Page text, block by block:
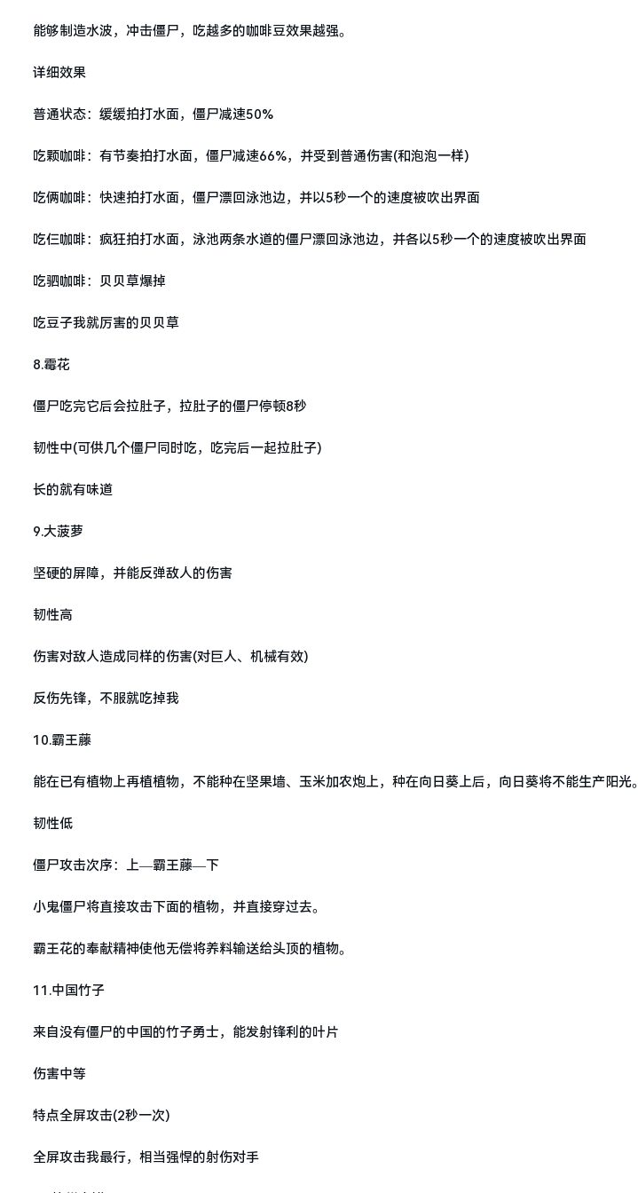
能够制造水波，冲击僵尸，吃越多的咖啡豆效果越强。
详细效果
普通状态：缓缓拍打水面，僵尸减速50%
吃颗咖啡：有节奏拍打水面，僵尸减速66%，并受到普通伤害(和泡泡一样)
吃俩咖啡：快速拍打水面，僵尸漂回泳池边，并以5秒一个的速度被吹出界面
吃仨咖啡：疯狂拍打水面，泳池两条水道的僵尸漂回泳池边，并各以5秒一个的速度被吹出界面
吃驷咖啡：贝贝草爆掉
吃豆子我就厉害的贝贝草
8.霉花
僵尸吃完它后会拉肚子，拉肚子的僵尸停顿8秒
韧性中(可供几个僵尸同时吃，吃完后一起拉肚子)
长的就有味道
9.大菠萝
坚硬的屏障，并能反弹敌人的伤害
韧性高
伤害对敌人造成同样的伤害(对巨人、机械有效)
反伤先锋，不服就吃掉我
10.霸王藤
能在已有植物上再植植物，不能种在坚果墙、玉米加农炮上，种在向日葵上后，向日葵将不能生产阳光。
韧性低
僵尸攻击次序：上—霸王藤—下
小鬼僵尸将直接攻击下面的植物，并直接穿过去。
霸王花的奉献精神使他无偿将养料输送给头顶的植物。
11.中国竹子
来自没有僵尸的中国的竹子勇士，能发射锋利的叶片
伤害中等
特点全屏攻击(2秒一次)
全屏攻击我最行，相当强悍的射伤对手